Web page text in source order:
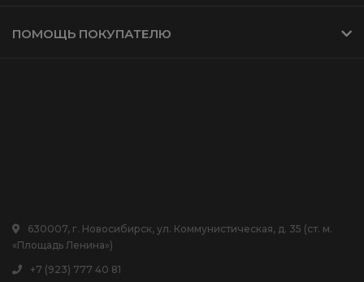
ПОМОЩЬ ПОКУПАТЕЛЮ
630007, г. Новосибирск, ул. Коммунистическая, д. 35 (ст. м.
«Площадь Ленина»)
+7 (923) 777 40 81